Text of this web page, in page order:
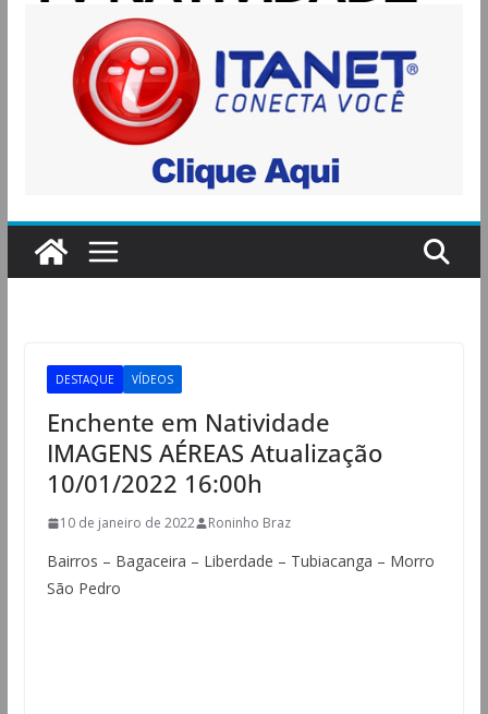
DESTAQUE VÍDEOS
Enchente em Natividade
IMAGENS AÉREAS Atualização
10/01/2022 16:00h
10 de janeiro de 2022 Roninho Braz
Bairros – Bagaceira – Liberdade – Tubiacanga – Morro
São Pedro